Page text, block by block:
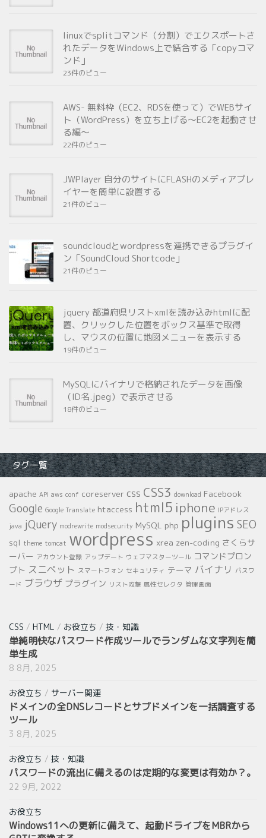
linuxでsplitコマンド（分割）でエクスポートさ
れたデータをWindows上で結合する「copyコマ
ンド」
23件のビュー
AWS- 無料枠（EC2、RDSを使って）でWEBサイ
ト（WordPress）を立ち上げる～EC2を起動させ
る編～
22件のビュー
JWPlayer 自分のサイトにFLASHのメディアプレ
イヤーを簡単に設置する
21件のビュー
soundcloudとwordpressを連携できるプラグイ
ン「SoundCloud Shortcode」
21件のビュー
jquery 都道府県リストxmlを読み込みhtmlに配
置、クリックした位置をボックス基準で取得
し、マウスの位置に地図メニューを表示する
19件のビュー
MySQLにバイナリで格納されたデータを画像
（ID名.jpeg）で表示させる
18件のビュー
タグ一覧
apache API aws conf coreserver css CSS3 download Facebook
Google Google Translate htaccess html5 iphone IPアドレス
java jQuery modrewrite modsecurity MySQL php plugins SEO
sql theme tomcat wordpress xrea zen-coding さくらサ
ーバー アカウント登録 アップデート ウェブマスターツール コマンドプロン
プト スニペット スマートフォン セキュリティ テーマ バイナリ
パスワ
ード ブラウザ プラグイン リスト攻撃 属性セレクタ 管理画面
CSS / HTML / お役立ち / 技・知識
単純明快なパスワード作成ツールでランダムな文字列を簡
単生成
8 8月, 2025
お役立ち / サーバー関連
ドメインの全DNSレコードとサブドメインを一括調査する
ツール
3 8月, 2025
お役立ち / 技・知識
パスワードの流出に備えるのは定期的な変更は有効か？。
22 9月, 2022
お役立ち
Windows11への更新に備えて、起動ドライブをMBRから